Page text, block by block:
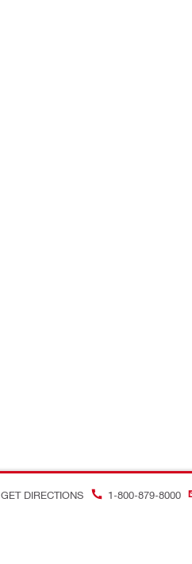
GET DIRECTIONS 1-800-879-8000